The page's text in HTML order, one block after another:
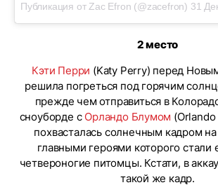
Публикация от Zac Efron (@zacefron) 31
2 место
Кэти Перри (Katy Perry) перед
решила погреться под горячим
прежде чем отправиться в
сноуборде с Орландо Блумом
похвасталась солнечным кадром
главными героями которого
четвероногие питомцы. Кстати, в
такой же кадр.